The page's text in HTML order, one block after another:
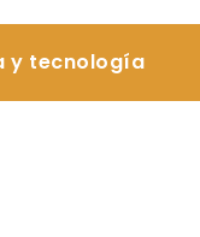
y tecnología